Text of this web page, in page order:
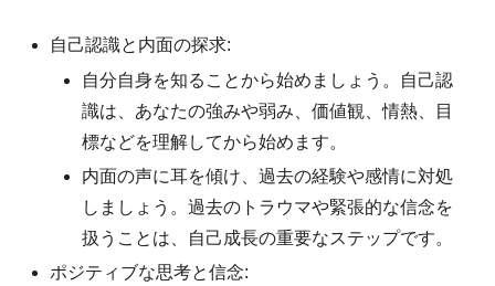
自己認識と内面の探求:
自分自身を知ることから始めましょう。自己認
識は、あなたの強みや弱み、価値観、情熱、目
標などを理解してから始めます。
内面の声に耳を傾け、過去の経験や感情に対処
しましょう。過去のトラウマや緊張的な信念を
扱うことは、自己成長の重要なステップです。
ポジティブな思考と信念: